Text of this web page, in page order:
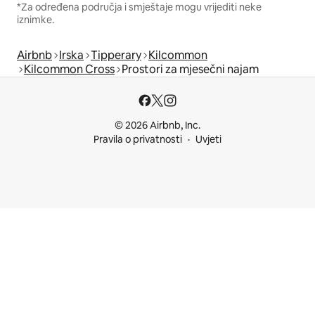
*Za određena područja i smještaje mogu vrijediti neke
iznimke.
Airbnb Irska Tipperary Kilcommon
Kilcommon Cross Prostori za mjesečni najam
© 2026 Airbnb, Inc.
Pravila o privatnosti
Uvjeti